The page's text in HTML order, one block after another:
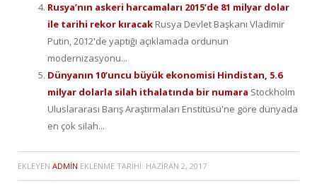
Rusya’nın askeri harcamaları 2015’de 81 milyar dolar
ile tarihi rekor kıracak Rusya Devlet Başkanı Vladimir
Putin, 2012'de yaptığı açıklamada ordunun
modernizasyonu...
Dünyanın 10’uncu büyük ekonomisi Hindistan, 5.6
milyar dolarla silah ithalatında bir numara Stockholm
Uluslararası Barış Araştırmaları Enstitüsü'ne göre dünyada
en çok silah...
EKLEYEN ADMIN EKLENME TARIHI: HAZIRAN 2, 2017